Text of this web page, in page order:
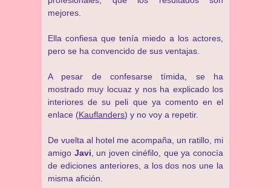
mejores.
Ella confiesa que tenía miedo a los actores,
pero se ha convencido de sus ventajas.
A pesar de confesarse tímida, se ha
mostrado muy locuaz y nos ha explicado los
interiores de su peli que ya comento en el
enlace (Kauflanders) y no voy a repetir.
De vuelta al hotel me acompaña, un ratillo, mi
amigo Javi , un joven cinéfilo, que ya conocía
de ediciones anteriores, a los dos nos une la
misma afición.